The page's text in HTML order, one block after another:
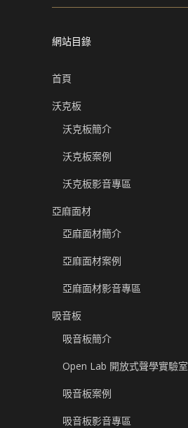
網站目錄
首頁
沃克板
沃克板簡介
沃克板案例
沃克板影音專區
亞麻面材
亞麻面材簡介
亞麻面材案例
亞麻面材影音專區
吸音板
吸音板簡介
Open Lab 開放式聲學實驗室
吸音板案例
吸音板影音專區